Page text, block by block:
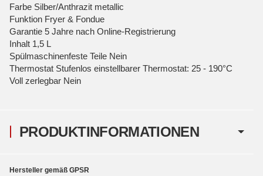
PRODUKTINFORMATIONEN
Farbe Silber/Anthrazit metallic
Funktion Fryer & Fondue
Garantie 5 Jahre nach Online-Registrierung
Inhalt 1,5 L
Spülmaschinenfeste Teile Nein
Thermostat Stufenlos einstellbarer Thermostat: 25 - 190°C
Voll zerlegbar Nein
Hersteller gemäß GPSR